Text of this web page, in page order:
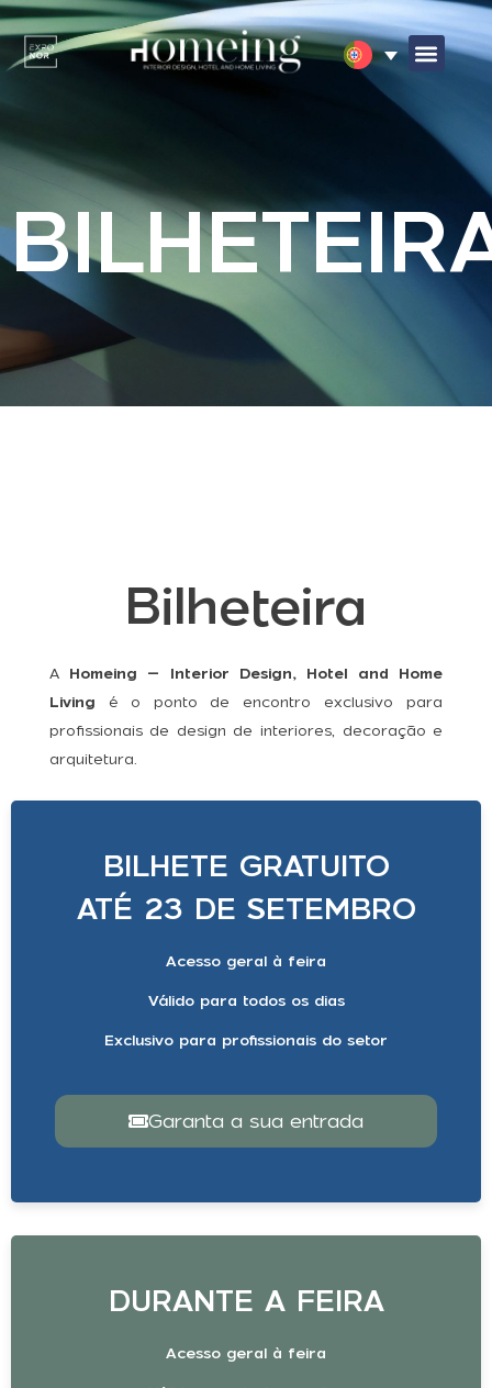
Bilheteira
A Homeing – Interior Design, Hotel and Home
Living é o ponto de encontro exclusivo para
profissionais de design de interiores, decoração e
arquitetura.
BILHETE GRATUITO
ATÉ 23 DE SETEMBRO
Acesso geral à feira
Válido para todos os dias
Exclusivo para profissionais do setor
Garanta a sua entrada
DURANTE A FEIRA
Acesso geral à feira